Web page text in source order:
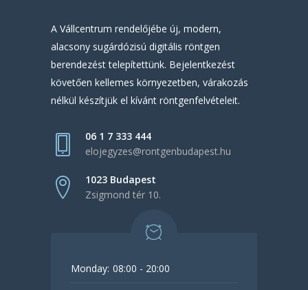
A Vállcentrum rendelőjébe új, modern,
alacsony sugárdózisú digitális röntgen
berendezést telepítettünk. Bejelentkezést
követően kellemes környezetben, várakozás
nélkül készítjük el kívánt röntgenfelvételeit.
06 1 7 333 444
elojegyzes@rontgenbudapest.hu
1023 Budapest
Zsigmond tér 10.
Monday: 08:00 - 20:00